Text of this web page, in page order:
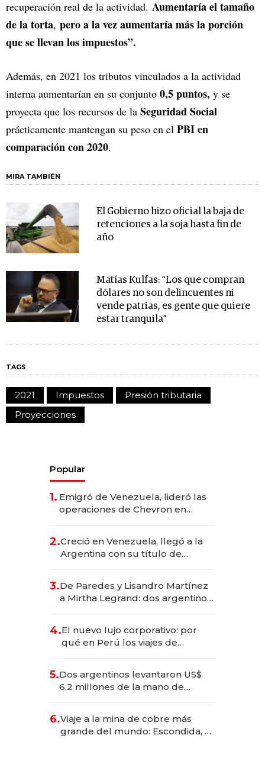
recuperación real de la actividad. Aumentaría el tamaño
de la torta, pero a la vez aumentaría más la porción
que se llevan los impuestos”.
Además, en 2021 los tributos vinculados a la actividad
interna aumentarían en su conjunto 0,5 puntos, y se
proyecta que los recursos de la Seguridad Social
prácticamente mantengan su peso en el PBI en
comparación con 2020.
MIRA TAMBIÉN
El Gobierno hizo oficial la baja de
retenciones a la soja hasta fin de
año
Matías Kulfas: “Los que compran
dólares no son delincuentes ni
vende patrias, es gente que quiere
estar tranquila”
TAGS
2021 Impuestos
Presión tributaria
Proyecciones
Popular
1. Emigró de Venezuela, lideró las
operaciones de Chevron en
2.Creció en Venezuela, llegó a la
Argentina con su título de
las marcas "fast premium"
3.De Paredes y Lisandro Martínez
a Mirtha Legrand: dos argentinos
4.El nuevo lujo corporativo: por
qué en Perú los viajes de
para convertirse en experiencias
transformadoras
5.Dos argentinos levantaron US$
6,2 millones de la mano de
6.Viaje a la mina de cobre más
grande del mundo: Escondida, el